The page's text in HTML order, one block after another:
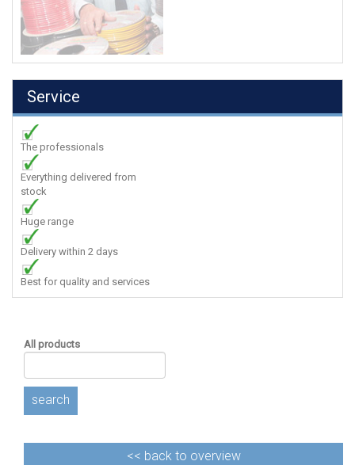
Service
The professionals
Everything delivered from
stock
Huge range
Delivery within 2 days
Best for quality and services
All products
search
<< back to overview